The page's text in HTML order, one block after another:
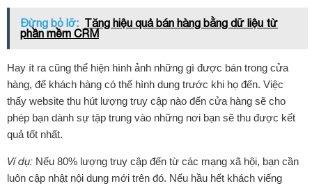
Đừng bỏ lỡ: Tăng hiệu quả bán hàng bằng dữ liệu từ
phần mềm CRM
Hay ít ra cũng thể hiện hình ảnh những gì được bán trong cửa
hàng, để khách hàng có thể hình dung trước khi họ đến. Việc
thấy website thu hút lượng truy cập nào đến cửa hàng sẽ cho
phép bạn dành sự tập trung vào những nơi bạn sẽ thu được kết
quả tốt nhất.
Ví dụ: Nếu 80% lượng truy cập đến từ các mạng xã hội, bạn cần
luôn cập nhật nội dung mới trên đó. Nếu hầu hết khách viếng